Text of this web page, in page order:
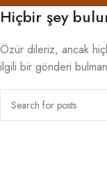
Hiçbir şey
Özür dileriz, ancak
ilgili bir gönderi